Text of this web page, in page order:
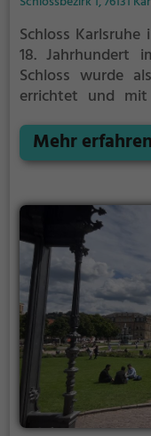
Schloss
18. Jahrhundert
Schloss wurde
errichtet und mit
Flügel. die
abgehen und
Mehr erfahren